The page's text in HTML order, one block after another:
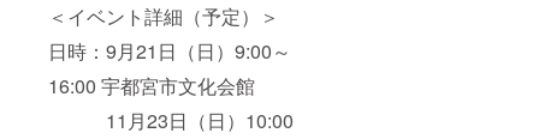
＜イベント詳細（予定）＞
日時：9月21日（日）9:00～
16:00 宇都宮市文化会館
11月23日（日）10:00